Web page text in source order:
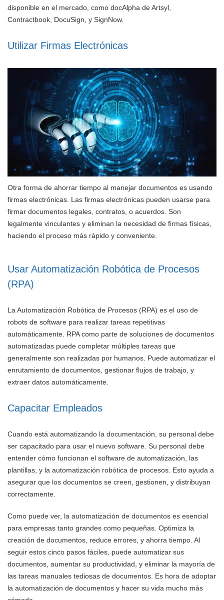
disponible en el mercado, como docAlpha de Artsyl,
Contractbook, DocuSign, y SignNow.
Utilizar Firmas Electrónicas
Otra forma de ahorrar tiempo al manejar documentos es usando
firmas electrónicas. Las firmas electrónicas pueden usarse para
firmar documentos legales, contratos, o acuerdos. Son
legalmente vinculantes y eliminan la necesidad de firmas físicas,
haciendo el proceso más rápido y conveniente.
Usar Automatización Robótica de Procesos
(RPA)
La Automatización Robótica de Procesos (RPA) es el uso de
robots de software para realizar tareas repetitivas
automáticamente. RPA como parte de soluciones de documentos
automatizadas puede completar múltiples tareas que
generalmente son realizadas por humanos. Puede automatizar el
enrutamiento de documentos, gestionar flujos de trabajo, y
extraer datos automáticamente.
Capacitar Empleados
Cuando está automatizando la documentación, su personal debe
ser capacitado para usar el nuevo software. Su personal debe
entender cómo funcionan el software de automatización, las
plantillas, y la automatización robótica de procesos. Esto ayuda a
asegurar que los documentos se creen, gestionen, y distribuyan
correctamente.
Como puede ver, la automatización de documentos es esencial
para empresas tanto grandes como pequeñas. Optimiza la
creación de documentos, reduce errores, y ahorra tiempo. Al
seguir estos cinco pasos fáciles, puede automatizar sus
documentos, aumentar su productividad, y eliminar la mayoría de
las tareas manuales tediosas de documentos. Es hora de adoptar
la automatización de documentos y hacer su vida mucho más